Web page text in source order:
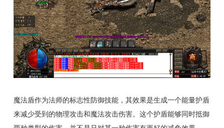
魔法盾作为法师的标志性防御技能，其效果是生成一个能量护盾
来减少受到的物理攻击和魔法攻击伤害。这个护盾能够同时抵御